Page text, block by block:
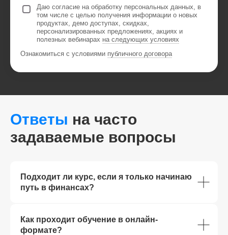
Даю согласие на обработку персональных данных, в
том числе с целью получения информации о новых
продуктах, демо доступах, скидках,
персонализированных предложениях, акциях и
полезных вебинарах на следующих условиях
Ознакомиться с условиями публичного договора
Ответы на часто
задаваемые вопросы
Подходит ли курс, если я только начинаю
путь в финансах?
Как проходит обучение в онлайн-
формате?